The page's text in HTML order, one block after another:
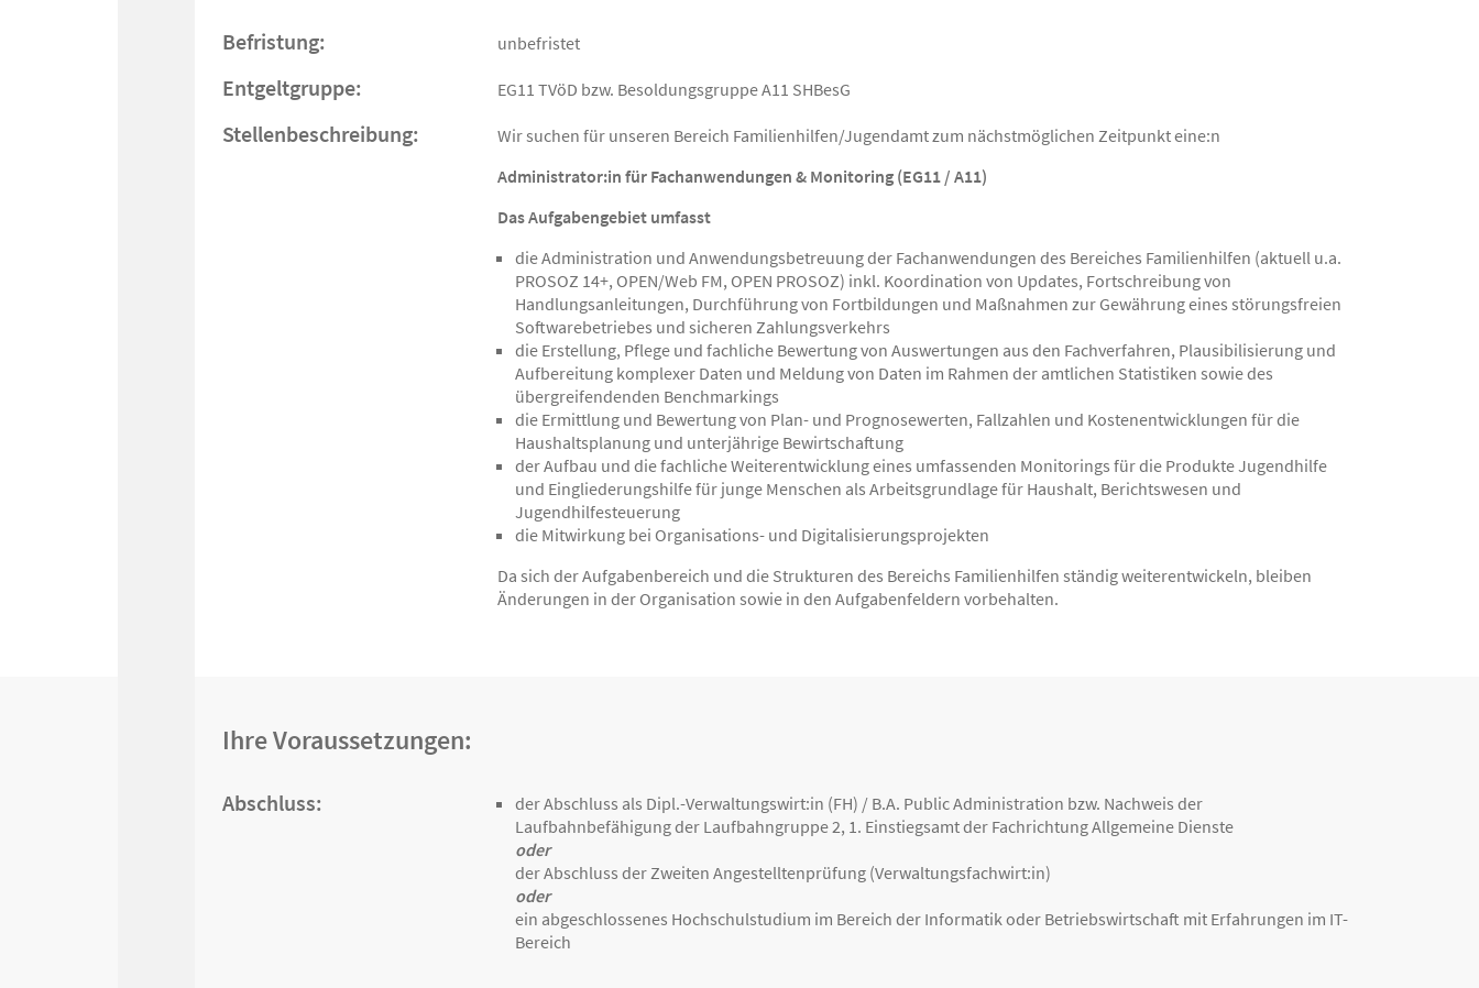
Befristung: unbefristet
Entgeltgruppe: EG11 TVöD bzw. Besoldungsgruppe A11 SHBesG
Stellenbeschreibung:
Wir suchen für unseren Bereich Familienhilfen/Jugendamt zum nächstmöglichen Zeitpunkt eine:n
Administrator:in für Fachanwendungen & Monitoring (EG11 / A11)
Das Aufgabengebiet umfasst
die Administration und Anwendungsbetreuung der Fachanwendungen des Bereiches Familienhilfen (aktuell u.a.
PROSOZ 14+, OPEN/Web FM, OPEN PROSOZ) inkl. Koordination von Updates, Fortschreibung von
Handlungsanleitungen, Durchführung von Fortbildungen und Maßnahmen zur Gewährung eines störungsfreien
Softwarebetriebes und sicheren Zahlungsverkehrs
die Erstellung, Pflege und fachliche Bewertung von Auswertungen aus den Fachverfahren, Plausibilisierung und
Aufbereitung komplexer Daten und Meldung von Daten im Rahmen der amtlichen Statistiken sowie des
übergreifendenden Benchmarkings
die Ermittlung und Bewertung von Plan- und Prognosewerten, Fallzahlen und Kostenentwicklungen für die
Haushaltsplanung und unterjährige Bewirtschaftung
der Aufbau und die fachliche Weiterentwicklung eines umfassenden Monitorings für die Produkte Jugendhilfe
und Eingliederungshilfe für junge Menschen als Arbeitsgrundlage für Haushalt, Berichtswesen und
Jugendhilfesteuerung
die Mitwirkung bei Organisations- und Digitalisierungsprojekten
Da sich der Aufgabenbereich und die Strukturen des Bereichs Familienhilfen ständig weiterentwickeln, bleiben
Änderungen in der Organisation sowie in den Aufgabenfeldern vorbehalten.
Ihre Voraussetzungen:
Abschluss:
der Abschluss als Dipl.-Verwaltungswirt:in (FH) / B.A. Public Administration bzw. Nachweis der
Laufbahnbefähigung der Laufbahngruppe 2, 1. Einstiegsamt der Fachrichtung Allgemeine Dienste
oder
der Abschluss der Zweiten Angestelltenprüfung (Verwaltungsfachwirt:in)
oder
ein abgeschlossenes Hochschulstudium im Bereich der Informatik oder Betriebswirtschaft mit Erfahrungen im IT-
Bereich